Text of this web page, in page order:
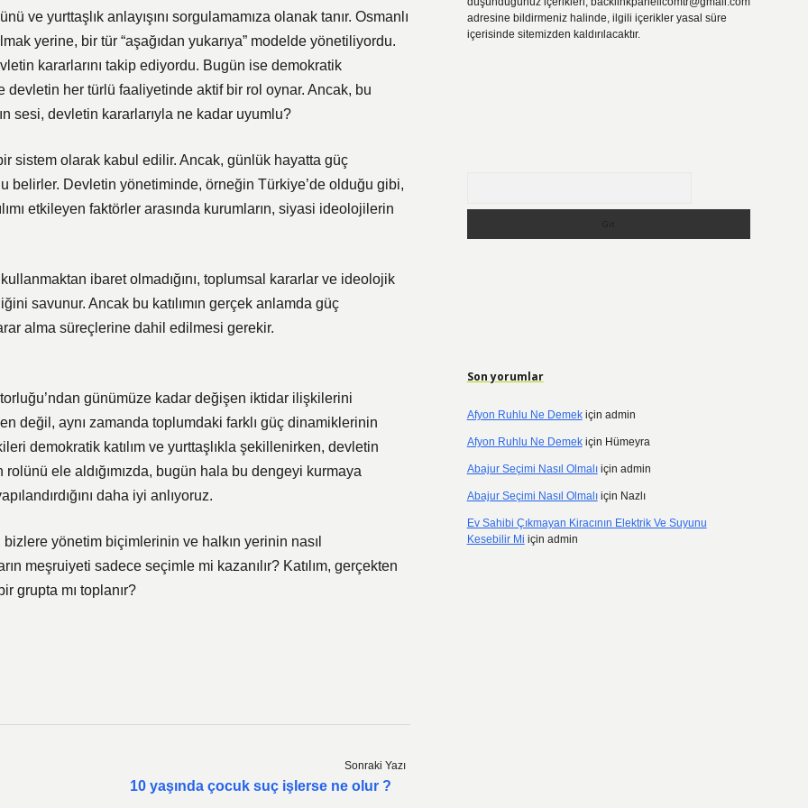
ve yurttaşlık anlayışını sorgulamamıza olanak tanır. Osmanlı
yerine, bir tür “aşağıdan yukarıya” modelde yönetiliyordu.
kararlarını takip ediyordu. Bugün ise demokratik
her türlü faaliyetinde aktif bir rol oynar. Ancak, bu
sesi, devletin kararlarıyla ne kadar uyumlu?
sistem olarak kabul edilir. Ancak, günlük hayatta güç
belirler. Devletin yönetiminde, örneğin Türkiye’de olduğu gibi,
etkileyen faktörler arasında kurumların, siyasi ideolojilerin
ibaret olmadığını, toplumsal kararlar ve ideolojik
savunur. Ancak bu katılımın gerçek anlamda güç
alma süreçlerine dahil edilmesi gerekir.
günümüze kadar değişen iktidar ilişkilerini
değil, aynı zamanda toplumdaki farklı güç dinamiklerinin
demokratik katılım ve yurttaşlıkla şekillenirken, devletin
ele aldığımızda, bugün hala bu dengeyi kurmaya
daha iyi anlıyoruz.
yönetim biçimlerinin ve halkın yerinin nasıl
meşruiyeti sadece seçimle mi kazanılır? Katılım, gerçekten
grupta mı toplanır?
Sonraki Yazı
10 yaşında çocuk suç işlerse ne olur ?
adresine bildirmeniz halinde, ilgili içerikler yasal süre
içerisinde sitemizden kaldırılacaktır.
Son yorumlar
Afyon Ruhlu Ne Demekiçin admin
Afyon Ruhlu Ne Demekiçin Hümeyra
Abajur Seçimi Nasıl Olmalıiçin admin
Abajur Seçimi Nasıl Olmalıiçin Nazlı
Ev Sahibi Çıkmayan Kiracının Elektrik Ve Suyunu
Kesebilir Mi için admin